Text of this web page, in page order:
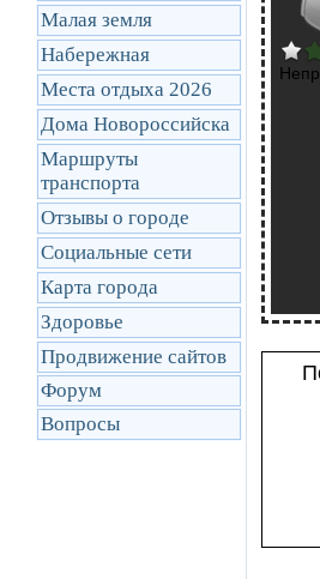
Малая земля
Набережная
Места отдыха 2026
Дома Новороссийска
Маршруты
транcпорта
Отзывы о городе
Социальные сети
Карта города
Здоровье
Продвижение сайтов
Форум
Вопросы